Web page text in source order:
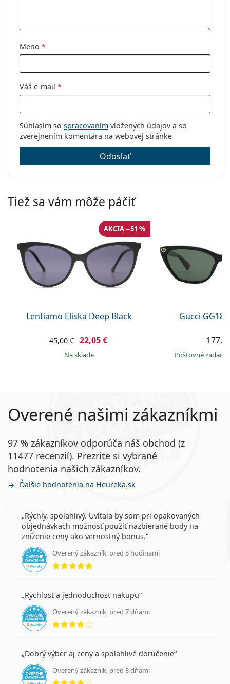
Meno *
Váš e-mail *
Súhlasím so spracovaním vložených údajov a so
zverejnením komentára na webovej stránke
Odoslať
Tiež sa vám môže páčiť
Lentiamo Eliska Deep Black
AKCIA −51 %
45,00 € 22,05 €
na sklade
Gucci
Poštovné
Overené našimi zákazníkmi
97 % zákazníkov odporúča náš obchod (z
11477 recenzií). Prezrite si vybrané
hodnotenia našich zákazníkov.
Ďalšie hodnotenia na Heureka.sk
Rýchly, spoľahlivý. Uvítala by som pri opakovaných
objednávkach možnosť použiť nazbierané body na
zníženie ceny ako vernostný bonus.
Overený zákazník, pred 5 hodinami
hodnotenie 5 z 5
Rychlost a jednoduchost nakupu
Overený zákazník, pred 7 dňami
hodnotenie 4 z 5
Dobrý výber aj ceny a spoľahlivé doručenie
Overený zákazník, pred 8 dňami
hodnotenie 4 z 5